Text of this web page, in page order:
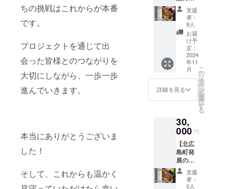
ちの挑戦はこれからが本番
です。
プロジェクトを通じて出
会った皆様とのつながりを
大切にしながら、一歩一歩
進んでいきます。
本当にありがとうございま
した！
そして、これからも温かく
たラベ
ルや注
意書き
をご確
認くだ
さい。
プロ
ジェク
ト終了
後、順
次発送
いたし
ます。
意書き
をご確
認くだ
さい。
プロ
ジェク
ト終了
後、順
次発送
いたし
ます。
蒸し焼
きや
トース
トでリ
ベイク
など一
番美味
しい方
法のレ
シピ付
き。 プ
ロジェ
クト終
予約の
ご案内
を一斉
にお送
りしま
す。 プ
レオー
プン期
間以外
パンフ
レット
完成し
た宿の
魅力
や、楽
しめる
ポイン
トをま
とめた
レット
をお送
す。 ④
宿泊施
設割引
券
（10%
OFF）
未来の
ご宿泊
時にご
内容
量：焼
き菓子3
点/ド
リップ
バッグ2
の花か
ふぇの
人気焼
セット
宿から
素敵な
カフェ
です。
イベン
トでは
ヤマト
マヤと
して出
をお届
けしま
す。 内
容量：
5kg ②
まるみ
ど農園
の季節
のお野
かせ
セット
文が絶
えない
人気の
まるみ
ど農園
のお野
菜。収
穫され
ベーグ
ル店舗
で使え
る10％
割引券
ご来店
時にご
利用い
ただけ
る割引
チケッ
ト1回分
有効) ②
オリジ
ナルド
リップ
バッグ
セット
オリジ
ナルブ
一升
ベーグ
ルでお
祝いし
てみて
はいか
がで
しょう
か？
【内
容】 ①
のベー
グル約
14個分)
りん
ご、
芋、に
んじ
ん、玄
米を
の漢気
支援
梅プラ
ン】 宿
の運営
と地方
創生に
関わる
活動の
為に使
わせて
頂きま
す！ 地
様々な
お店が
繋がっ
て、こ
の宿が
中継地
点とし
て動い
ていき
支援
者：
9人
お届
け予
定：
2024
年11
月
詳細を見る
こ
の
リ
タ
ー
ン
を
選
択
す
る
30,
000 円
【北広
島町発
展の為
の漢気
支援
竹プラ
支援
者：
0人